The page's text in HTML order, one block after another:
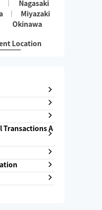
Nagasaki
Miyazaki
Okinawa
Location
Transactions A